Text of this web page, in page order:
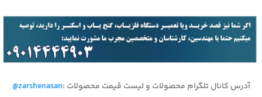
آدرس کانال تلگرام محصولات و لیست قیمت محصولات :
@zarshenasan